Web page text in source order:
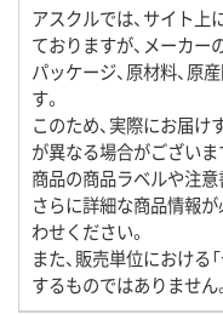
アスクルでは、サイト
ておりますが、メーカー
パッケージ、原材料、原
す。
このため、実際にお届
が異なる場合がござい
商品の商品ラベルや注意
さらに詳細な商品情報
わせください。
また、販売単位における
するものではありません